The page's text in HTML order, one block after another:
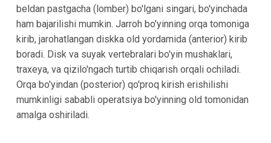
beldan pastgacha (lomber) bo'lgani singari, bo'yinchada
ham bajarilishi mumkin. Jarroh bo'yinning orqa tomoniga
kirib, jarohatlangan diskka old yordamida (anterior) kirib
boradi. Disk va suyak vertebralari bo'yin mushaklari,
traxeya, va qizilo'ngach turtib chiqarish orqali ochiladi.
Orqa bo'yindan (posterior) qo'proq kirish erishilishi
mumkinligi sababli operatsiya bo'yinning old tomonidan
amalga oshiriladi.